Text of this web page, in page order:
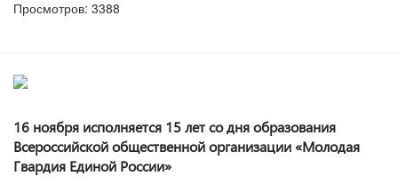
Просмотров: 3388
16 ноября исполняется 15 лет со дня образования
Всероссийской общественной организации «Молодая
Гвардия Единой России»